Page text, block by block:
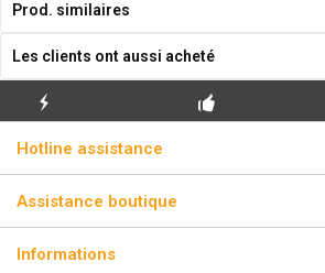
Prod. similaires
Les clients ont aussi acheté
ÉCLAIR
Hotline assistance
Assistance boutique
Informations